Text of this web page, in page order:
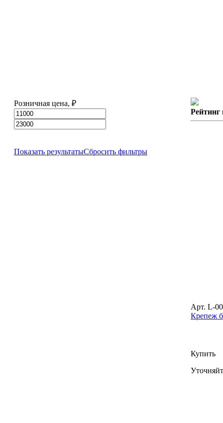
Розничная цена, ₽
Показать результатыСбросить фильтры
Рейтинг
Арт. L-
Крепеж
Купить